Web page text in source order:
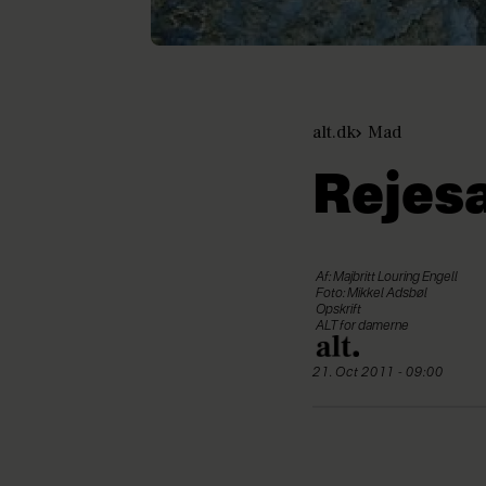
alt.dk Mad
Af: Majbritt Louring Engell
Foto: Mikkel Adsbøl
Opskrift
ALT for damerne
21. Oct 2011 - 09:00